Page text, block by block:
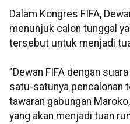
Dalam Kongres FIFA,
menunjuk calon tunggal
tersebut untuk menjadi
"Dewan FIFA dengan
satu-satunya pencalonan
tawaran gabungan
yang akan menjadi tuan